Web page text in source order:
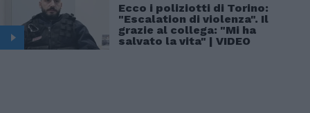
Ecco i poliziotti di Torino:
"Escalation di violenza". Il
grazie al collega: "Mi ha
salvato la vita" | VIDEO